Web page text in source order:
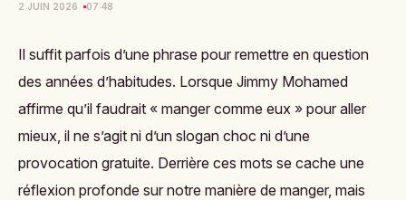
2 JUIN 2026
07:48
Il suffit parfois d’une phrase pour remettre en question
des années d’habitudes. Lorsque Jimmy Mohamed
affirme qu’il faudrait « manger comme eux » pour aller
mieux, il ne s’agit ni d’un slogan choc ni d’une
provocation gratuite. Derrière ces mots se cache une
réflexion profonde sur notre manière de manger, mais